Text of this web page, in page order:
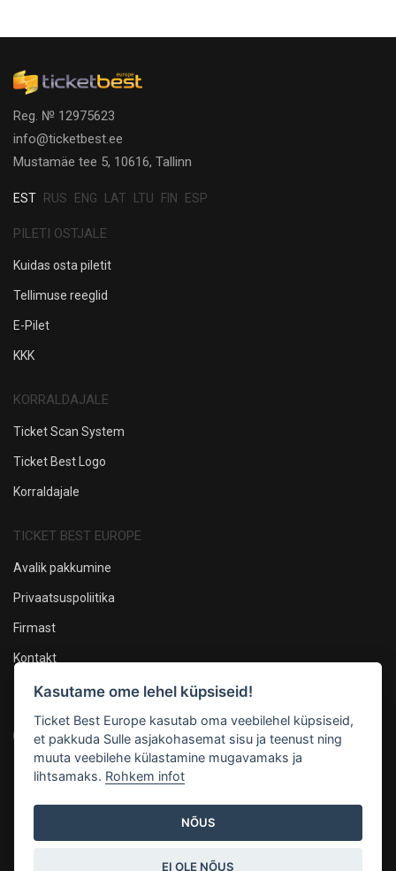
Reg. № 12975623
info@ticketbest.ee
Mustamäe tee 5, 10616, Tallinn
EST RUS ENG LAT LTU FIN ESP
PILETI OSTJALE
Kuidas osta piletit
Tellimuse reeglid
E-Pilet
KKK
KORRALDAJALE
Ticket Scan System
Ticket Best Logo
Korraldajale
TICKET BEST EUROPE
Avalik pakkumine
Privaatsuspoliitika
Firmast
Kontakt
Oleme sotsiaalmeedias
Maksevõimalused
Kasutame ome lehel küpsiseid!
Ticket Best Europe kasutab oma veebilehel küpsiseid,
et pakkuda Sulle asjakohasemat sisu ja teenust ning
muuta veebilehe külastamine mugavamaks ja
lihtsamaks. Rohkem infot
NÕUS
EI OLE NÕUS